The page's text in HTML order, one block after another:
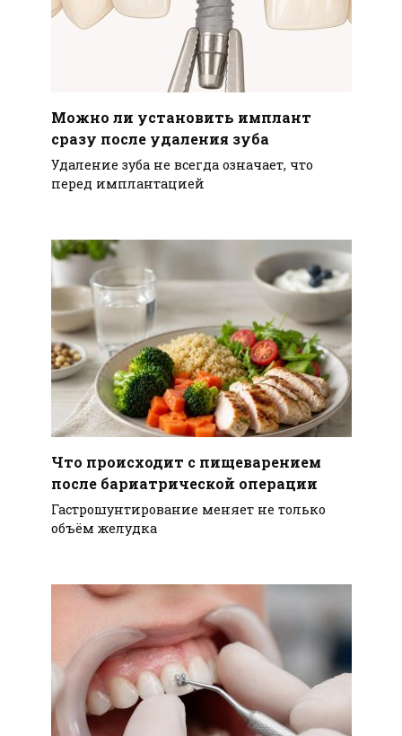
Можно ли установить имплант
сразу после удаления зуба
Удаление зуба не всегда означает, что
перед имплантацией
Что происходит с пищеварением
после бариатрической операции
Гастрошунтирование меняет не только
объём желудка